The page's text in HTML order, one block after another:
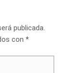
publicada.
con*